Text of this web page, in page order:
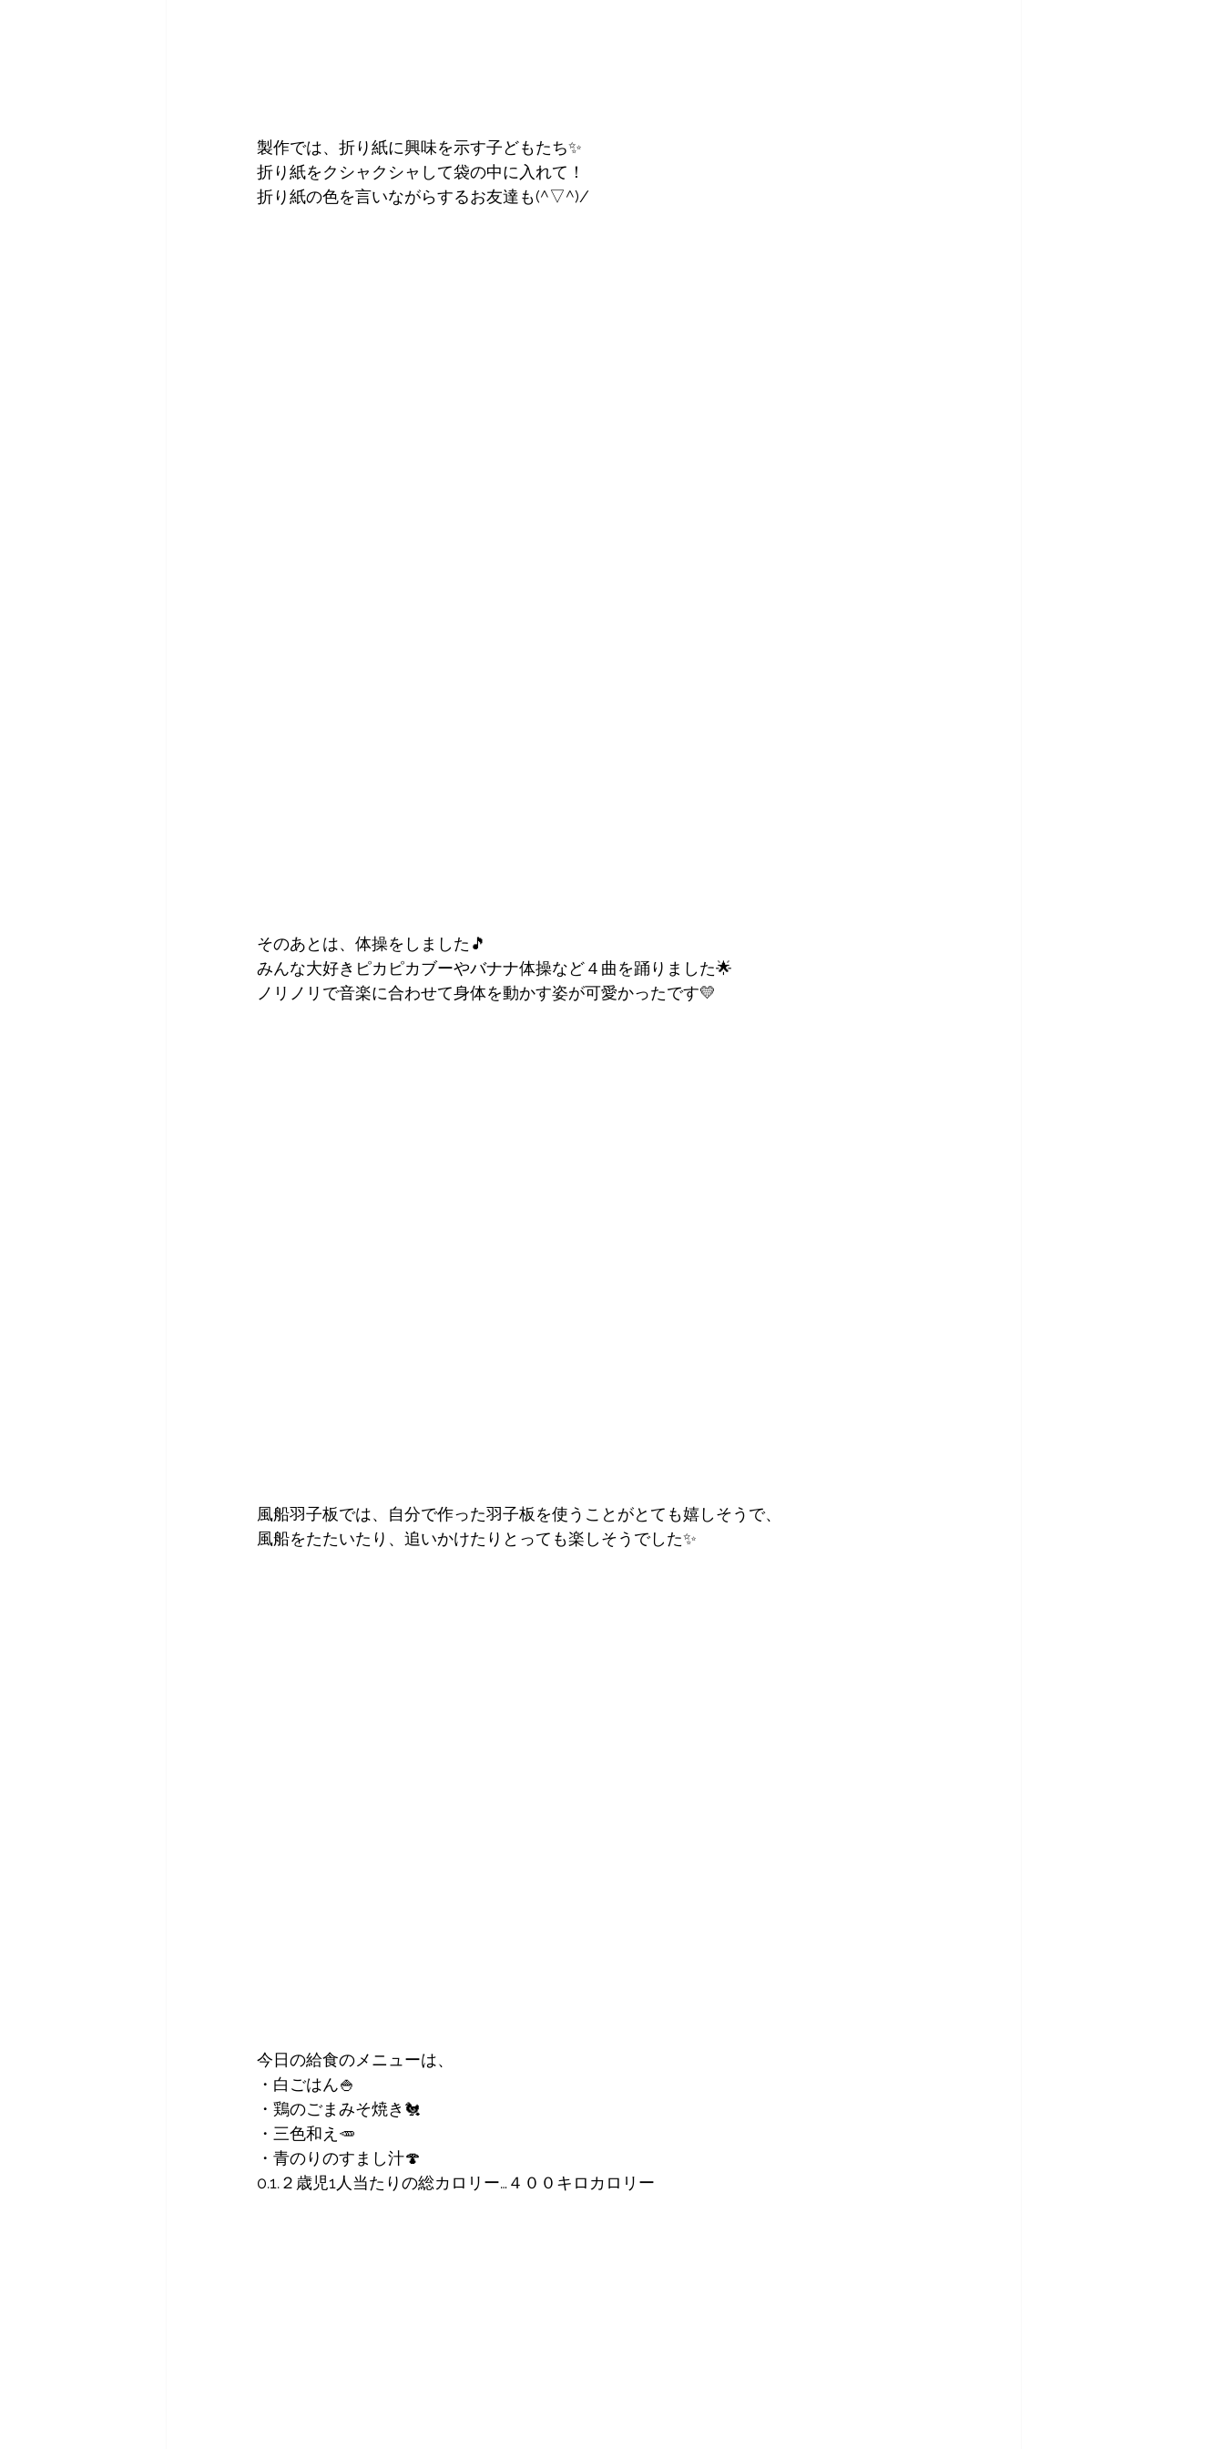
製作では、折り紙に興味を示す子どもたち✨
折り紙をクシャクシャして袋の中に入れて！
折り紙の色を言いながらするお友達も(^▽^)/
そのあとは、体操をしました🎵
みんな大好きピカピカブーやバナナ体操など４曲を踊りました🌟
ノリノリで音楽に合わせて身体を動かす姿が可愛かったです💛
風船羽子板では、自分で作った羽子板を使うことがとても嬉しそうで、
風船をたたいたり、追いかけたりとっても楽しそうでした✨
今日の給食のメニューは、
・白ごはん🍚
・鶏のごまみそ焼き🐔
・三色和え🥕
・青のりのすまし汁🍄
0.1.２歳児1人当たりの総カロリー…４００キロカロリー